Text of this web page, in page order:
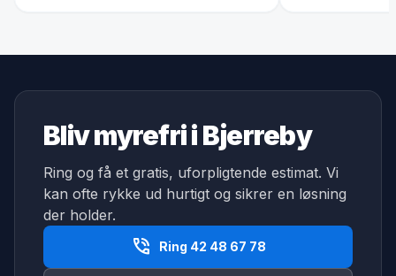
Bliv myrefri i Bjerreby
Ring og få et gratis, uforpligtende estimat. Vi
kan ofte rykke ud hurtigt og sikrer en løsning
der holder.
phone_in_talk Ring 42 48 67 78